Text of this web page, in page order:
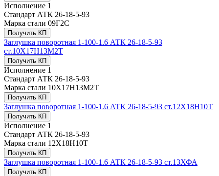
Исполнение 1
Стандарт АТК 26-18-5-93
Марка стали 09Г2С
Получить КП
Заглушка поворотная 1-100-1.6 АТК 26-18-5-93
ст.10Х17Н13М2Т
Получить КП
Исполнение 1
Стандарт АТК 26-18-5-93
Марка стали 10Х17Н13М2Т
Получить КП
Заглушка поворотная 1-100-1.6 АТК 26-18-5-93 ст.12Х18Н10Т
Получить КП
Исполнение 1
Стандарт АТК 26-18-5-93
Марка стали 12Х18Н10Т
Получить КП
Заглушка поворотная 1-100-1.6 АТК 26-18-5-93 ст.13ХФА
Получить КП